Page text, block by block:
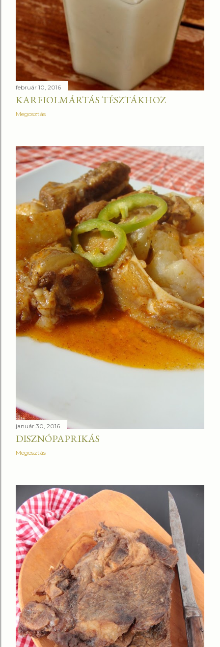
február 10, 2016
KARFIOLMÁRTÁS TÉSZTÁKHOZ
Megosztás
január 30, 2016
DISZNÓPAPRIKÁS
Megosztás